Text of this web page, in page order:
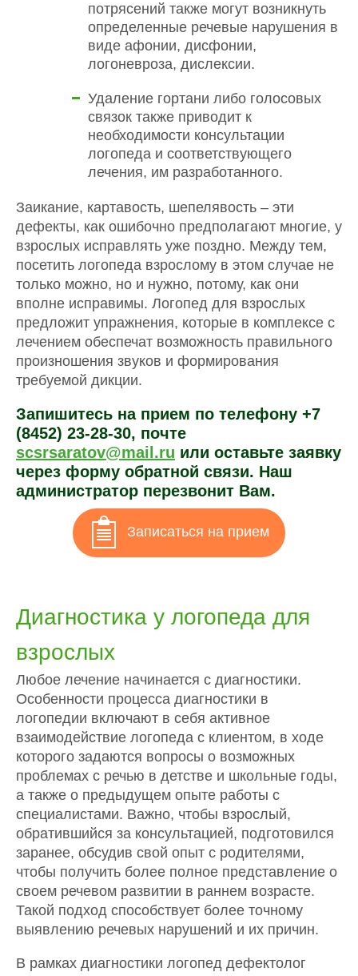
потрясений также могут возникнуть
определенные речевые нарушения в
виде афонии, дисфонии,
логоневроза, дислексии.
Удаление гортани либо голосовых
связок также приводит к
необходимости консультации
логопеда и соответствующего
лечения, им разработанного.
Заикание, картавость, шепелявость – эти
дефекты, как ошибочно предполагают многие, у
взрослых исправлять уже поздно. Между тем,
посетить логопеда взрослому в этом случае не
только можно, но и нужно, потому, как они
вполне исправимы. Логопед для взрослых
предложит упражнения, которые в комплексе с
лечением обеспечат возможность правильного
произношения звуков и формирования
требуемой дикции.
Запишитесь на прием по телефону +7
(8452) 23-28-30, почте
scsrsaratov@mail.ru или оставьте заявку
через форму обратной связи. Наш
администратор перезвонит Вам.
Записаться на прием
Диагностика у логопеда для
взрослых
Любое лечение начинается с диагностики.
Особенности процесса диагностики в
логопедии включают в себя активное
взаимодействие логопеда с клиентом, в ходе
которого задаются вопросы о возможных
проблемах с речью в детстве и школьные годы,
а также о предыдущем опыте работы с
специалистами. Важно, чтобы взрослый,
обратившийся за консультацией, подготовился
заранее, обсудив свой опыт с родителями,
чтобы получить более полное представление о
своем речевом развитии в раннем возрасте.
Такой подход способствует более точному
выявлению речевых нарушений и их причин.
В рамках диагностики логопед дефектолог